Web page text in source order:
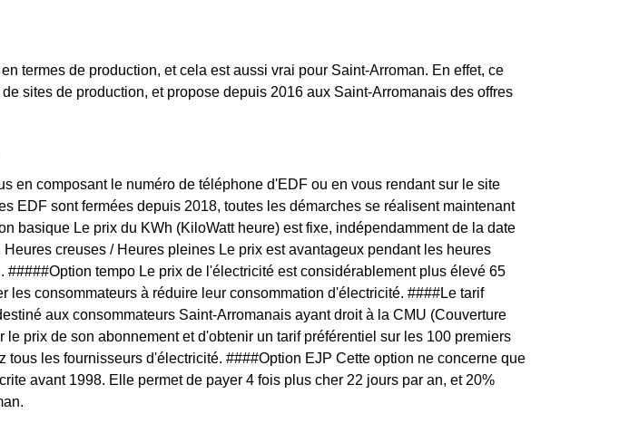
termes de production, et cela est aussi vrai pour Saint-Arroman. En effet, ce
sites de production, et propose depuis 2016 aux Saint-Arromanais des offres
en composant le numéro de téléphone d'EDF ou en vous rendant sur le site
EDF sont fermées depuis 2018, toutes les démarches se réalisent maintenant
basique Le prix du KWh (KiloWatt heure) est fixe, indépendamment de la date
creuses / Heures pleines Le prix est avantageux pendant les heures
#####Option tempo Le prix de l'électricité est considérablement plus élevé 65
les consommateurs à réduire leur consommation d'électricité. ####Le tarif
aux consommateurs Saint-Arromanais ayant droit à la CMU (Couverture
prix de son abonnement et d'obtenir un tarif préférentiel sur les 100 premiers
tous les fournisseurs d'électricité. ####Option EJP Cette option ne concerne que
avant 1998. Elle permet de payer 4 fois plus cher 22 jours par an, et 20%